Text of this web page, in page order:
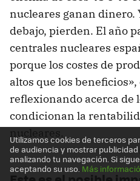
nucleares ganan dinero.
debajo, pierden. El año
centrales nucleares
porque los costes de
altos que los
reflexionando acerca de
condicionan la
nucleares.
Utilizamos cookies de terceros
de audiencia y mostrar
analizando tu navegación. Si
aceptando su uso. Más